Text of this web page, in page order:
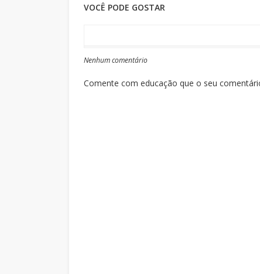
VOCÊ PODE GOSTAR
Nenhum comentário
Comente com educação que o seu